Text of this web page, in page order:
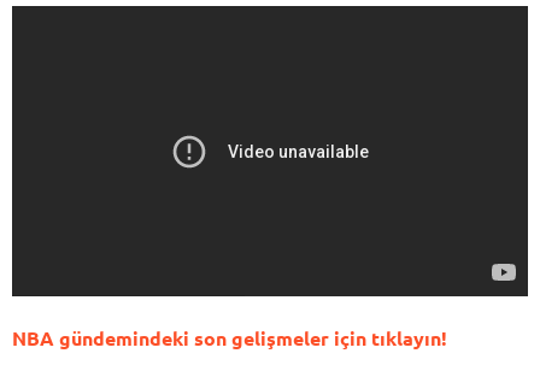
NBA gündemindeki son gelişmeler için tıklayın!